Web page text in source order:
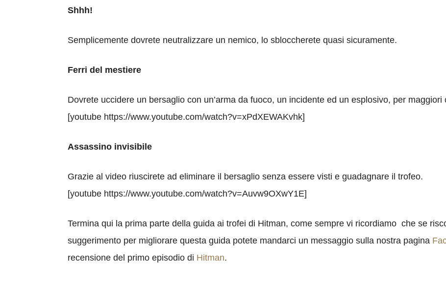
Shhh!
Semplicemente dovrete neutralizzare un nemico, lo sbloccherete quasi sicuramente.
Ferri del mestiere
Dovrete uccidere un bersaglio con un’arma da fuoco, un incidente ed un esplosivo, per
[youtube https://www.youtube.com/watch?v=xPdXEWAKvhk]
Assassino invisibile
Grazie al video riuscirete ad eliminare il bersaglio senza essere visti e guadagnare il trofeo.
[youtube https://www.youtube.com/watch?v=Auvw9OXwY1E]
Termina qui la prima parte della guida ai trofei di Hitman, come sempre vi ricordiamo che se
suggerimento per migliorare questa guida potete mandarci un messaggio sulla nostra pagina
recensione del primo episodio di Hitman.